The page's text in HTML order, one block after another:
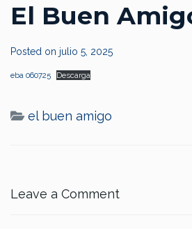
El Buen
Posted on julio 5, 2025
eba 060725 Descarga
el buen amigo
Leave a Comment